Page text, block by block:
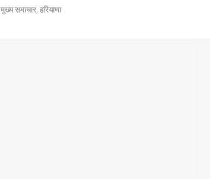
मुख्य समाचार, हरियाणा